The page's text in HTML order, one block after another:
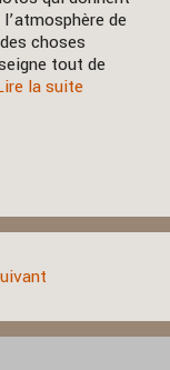
de
choses
tout de
la suite